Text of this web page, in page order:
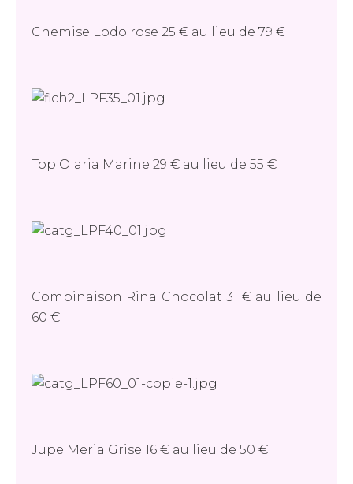
Chemise Lodo rose 25 € au lieu de 79 €
Top Olaria Marine 29 € au lieu de 55 €
Combinaison Rina Chocolat 31 € au lieu de
60 €
Jupe Meria Grise 16 € au lieu de 50 €